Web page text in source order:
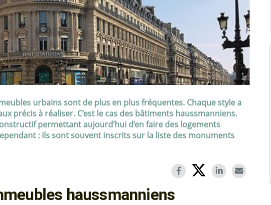
urbains sont de plus en plus fréquentes. Chaque style a
précis à réaliser. C’est le cas des bâtiments haussmanniens.
permettant aujourd’hui d’en faire des logements
: ils sont souvent inscrits sur la liste des monuments
haussmanniens